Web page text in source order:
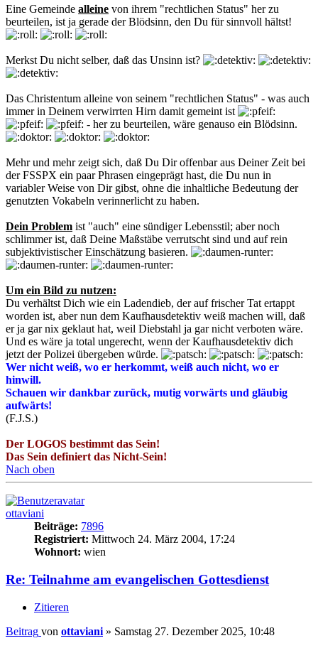
Eine Gemeinde alleine von ihrem "rechtlichen Status" her zu
beurteilen, ist ja gerade der Blödsinn, den Du für sinnvoll hältst!
Merkst Du nicht selber, daß das Unsinn ist?
Das Christentum alleine von seinem "rechtlichen Status" - was auch
immer in Deinem verwirrten Hirn damit gemeint ist
- her zu beurteilen, wäre genauso ein Blödsinn.
Mehr und mehr zeigt sich, daß Du Dir offenbar aus Deiner Zeit bei
der FSSPX ein paar Phrasen eingeprägt hast, die Du nun in
variabler Weise von Dir gibst, ohne die inhaltliche Bedeutung der
genutzten Vokabeln verinnerlicht zu haben.
Dein Problem ist "auch" eine sündiger Lebensstil; aber noch
schlimmer ist, daß Deine Maßstäbe verrutscht sind und auf rein
subjektivistischer Einschätzung basieren.
Um ein Bild zu nutzen:
Du verhältst Dich wie ein Ladendieb, der auf frischer Tat ertappt
worden ist, aber nun dem Kaufhausdetektiv weiß machen will, daß
er ja gar nix geklaut hat, weil Diebstahl ja gar nicht verboten wäre.
Und es wäre ja total ungerecht, wenn der Kaufhausdetektiv dich
jetzt der Polizei übergeben würde.
Wer nicht weiß, wo er herkommt, weiß auch nicht, wo er
hinwill.
Schauen wir dankbar zurück, mutig vorwärts und gläubig
aufwärts!
(F.J.S.)
Der LOGOS bestimmt das Sein!
Das Sein definiert das Nicht-Sein!
Nach oben
ottaviani
Beiträge: 7896
Registriert: Mittwoch 24. März 2004, 17:24
Wohnort: wien
Re: Teilnahme am evangelischen Gottesdienst
Zitieren
Beitrag von ottaviani » Samstag 27. Dezember 2025, 10:48